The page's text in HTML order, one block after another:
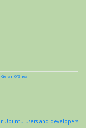
Kieran O'Shea